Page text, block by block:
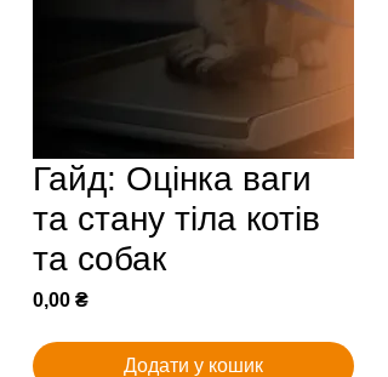
Гайд: Оцінка ваги
та стану тіла котів
та собак
0,00 ₴Ціна
Додати у кошик